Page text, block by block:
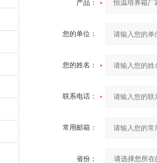
产品：
您的单位：
您的姓名：
联系电话：
常用邮箱：
省份：